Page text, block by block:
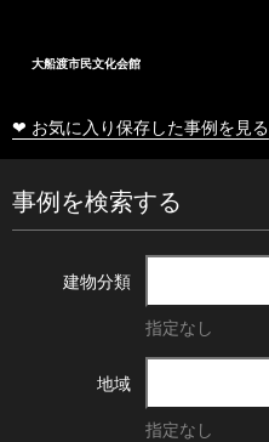
大船渡市民文化会館
❤ お気に入り保存した事例を見る
事例を検索する
建物分類
指定なし
地域
指定なし